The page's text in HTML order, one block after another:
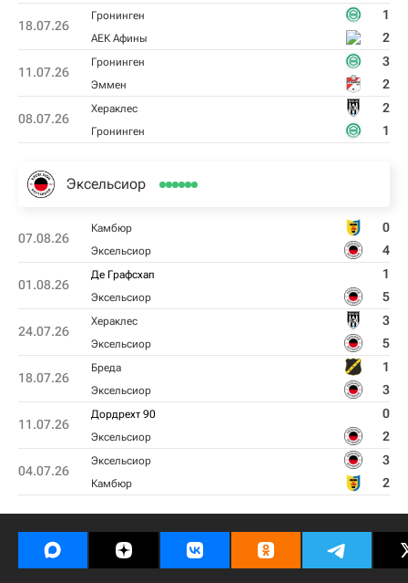
18.07.26
Гронинген 1
АЕК Афины 2
11.07.26
Гронинген 3
Эммен 2
08.07.26
Хераклес 2
Гронинген 1
Эксельсиор
07.08.26
Камбюр 0
Эксельсиор 4
01.08.26
Де Графсхап 1
Эксельсиор 5
24.07.26
Хераклес 3
Эксельсиор 5
18.07.26
Бреда 1
Эксельсиор 3
11.07.26
Дордрехт 90 0
Эксельсиор 2
04.07.26
Эксельсиор 3
Камбюр 2